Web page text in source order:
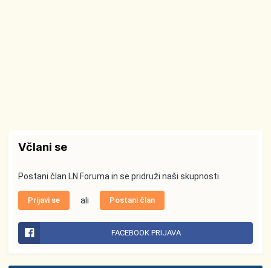
Včlani se
Postani član LN Foruma in se pridruži naši skupnosti.
Prijavi se ali Postani član
FACEBOOK PRIJAVA